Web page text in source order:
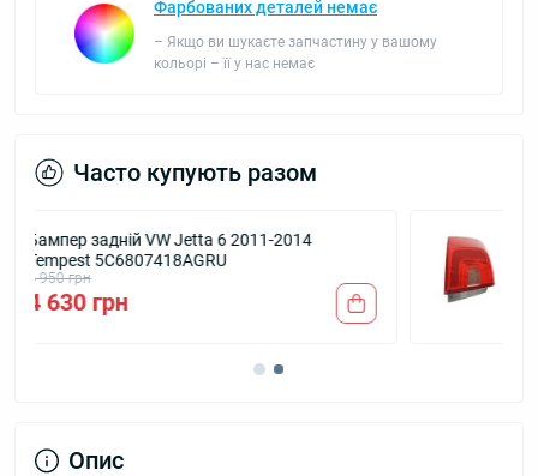
Фарбованих деталей немає
– Якщо ви шукаєте запчастину у вашому
кольорі – її у нас немає
Часто купують разом
Ліхтар задній VW Jetta 2011-2014 правий
зовнішній DEPO 16D945096
Опис